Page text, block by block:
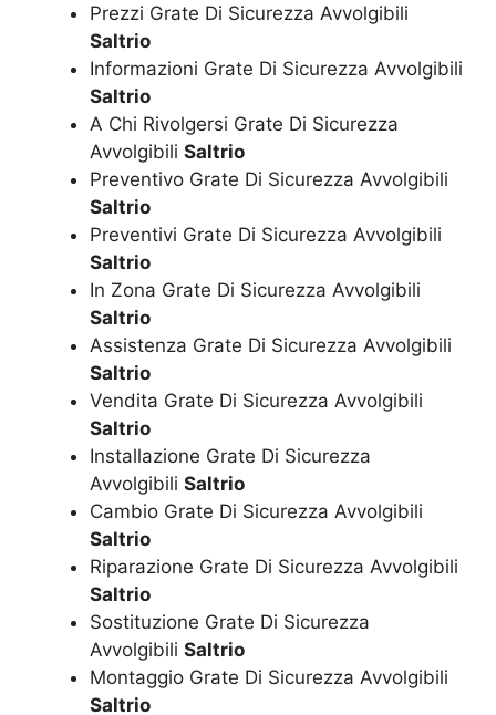
Prezzi Grate Di Sicurezza Avvolgibili
Saltrio
Informazioni Grate Di Sicurezza Avvolgibili
Saltrio
A Chi Rivolgersi Grate Di Sicurezza
Avvolgibili Saltrio
Preventivo Grate Di Sicurezza Avvolgibili
Saltrio
Preventivi Grate Di Sicurezza Avvolgibili
Saltrio
In Zona Grate Di Sicurezza Avvolgibili
Saltrio
Assistenza Grate Di Sicurezza Avvolgibili
Saltrio
Vendita Grate Di Sicurezza Avvolgibili
Saltrio
Installazione Grate Di Sicurezza
Avvolgibili Saltrio
Cambio Grate Di Sicurezza Avvolgibili
Saltrio
Riparazione Grate Di Sicurezza Avvolgibili
Saltrio
Sostituzione Grate Di Sicurezza
Avvolgibili Saltrio
Montaggio Grate Di Sicurezza Avvolgibili
Saltrio